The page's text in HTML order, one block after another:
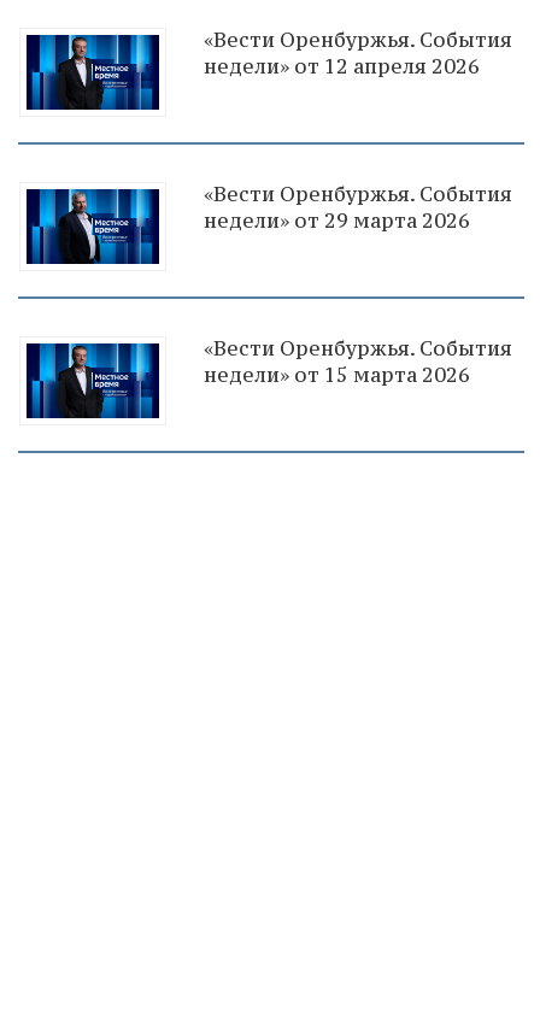
«Вести Оренбуржья. События
недели» от 12 апреля 2026
«Вести Оренбуржья. События
недели» от 29 марта 2026
«Вести Оренбуржья. События
недели» от 15 марта 2026